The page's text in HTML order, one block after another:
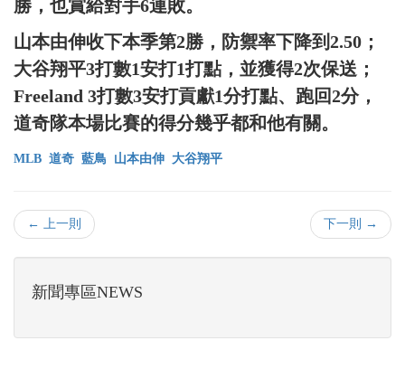
勝，也賞給對手6連敗。
山本由伸收下本季第2勝，防禦率下降到2.50；
大谷翔平3打數1安打1打點，並獲得2次保送；
Freeland 3打數3安打貢獻1分打點、跑回2分，
道奇隊本場比賽的得分幾乎都和他有關。
MLB 道奇 藍鳥 山本由伸 大谷翔平
← 上一則 下一則 →
新聞專區NEWS